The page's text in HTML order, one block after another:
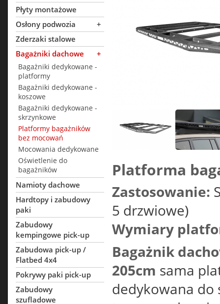
Płyty montażowe
Osłony podwozia
+
Zderzaki stalowe
Bagażniki dachowe
+
Bagażniki dedykowane -
platformy
Bagażniki dedykowane -
koszowe
Bagażniki dedykowane -
skrzynkowe
Platformy bagażników
bez mocowań
Mocowania dedykowane
Oświetlenie do
bagażników
Namioty dachowe
Hardtopy i zabudowy
paki
Zabudowy
kempingowe pick-up
Zabudowa pick-up /
Flatbed 4x4
Pokrywy paki pick-up
Zabudowy
szufladowe
Platforma
Zastosowanie:
5 drzwiowe)
Wymiary
Bagażnik
205cm sama
dedykowana do